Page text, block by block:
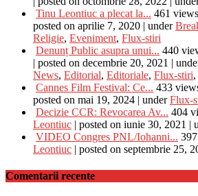
Tinu Leontiuc a plecat la... 461 views
posted on aprilie 7, 2020 | under
Religie, Eveniment, Flux-stiri
Denunț Public asupra unui... 440
| posted on decembrie 20, 2021 |
News, Editorial, Editoriale, Flux-stiri,
Cannes Film Festival: Ce... 433
posted on mai 19, 2024 | underFlux-
Decizie CCR: Revocarea Av... 404
Leontiuc | posted on iunie 30, 2021 |
VIDEO Congres PNL/Iohanni...
Leontiuc | posted on septembrie 25,
Comentarii recente